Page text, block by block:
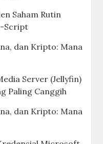
Saham Rutin
Script
dan Kripto: Mana
Server (Jellyfin)
Paling Canggih
dan Kripto: Mana